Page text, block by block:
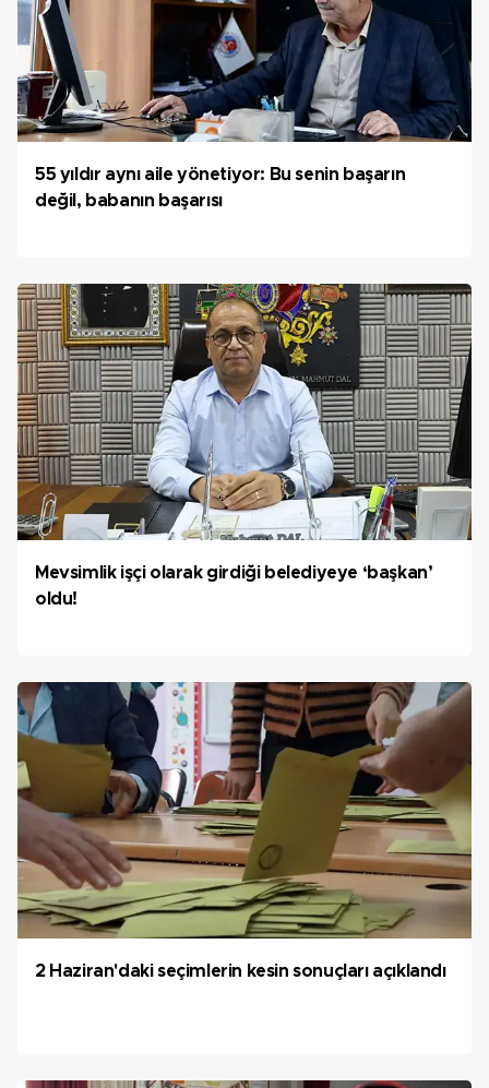
55 yıldır aynı aile yönetiyor: Bu senin başarın
değil, babanın başarısı
Mevsimlik işçi olarak girdiği belediyeye ‘başkan’
oldu!
2 Haziran'daki seçimlerin kesin sonuçları açıklandı